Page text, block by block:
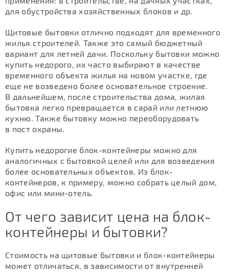
для обустройства хозяйственных блоков и др.
Щитовые бытовки отлично подходят для временного
жилья строителей. Также это самый бюджетный
вариант для летней дачи. Поскольку бытовки можно
купить недорого, их часто выбирают в качестве
временного объекта жилья на новом участке, где
еще не возведено более основательное строение.
В дальнейшем, после строительства дома, жилая
бытовка легко превращается в сарай или летнюю
кухню. Также бытовку можно переоборудовать
в пост охраны.
Купить недорогие блок-контейнеры можно для
аналогичных с бытовкой целей или для возведения
более основательных объектов. Из блок-
контейнеров, к примеру, можно собрать целый дом,
офис или мини-отель.
От чего зависит цена на блок-
контейнеры и бытовки?
Стоимость на щитовые бытовки и блок-контейнеры
может отличаться, в зависимости от внутренней